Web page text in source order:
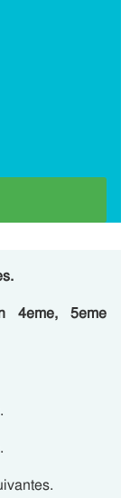
4eme, 5eme